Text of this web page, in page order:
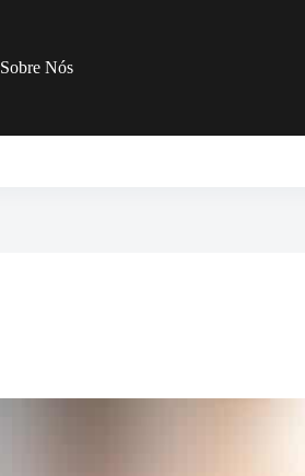
Sobre Nós